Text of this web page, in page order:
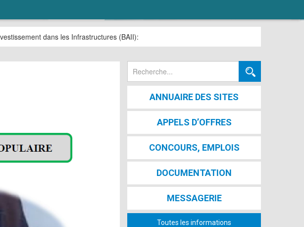
dans les Infrastructures (BAII):
ANNUAIRE DES SITES
APPELS D’OFFRES
CONCOURS, EMPLOIS
DOCUMENTATION
MESSAGERIE
Toutes les informations